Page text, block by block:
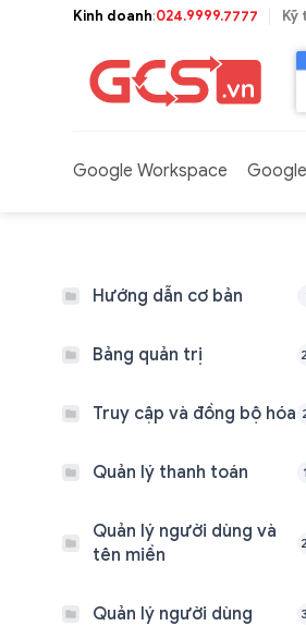
Kinh doanh:024.9999.7777 Kỹ
Google Workspace
Hướng dẫn cơ bản
Bảng quản trị
Truy cập và đồng bộ hóa
Quản lý thanh toán
Quản lý người dùng và
tên miền
Quản lý người dùng